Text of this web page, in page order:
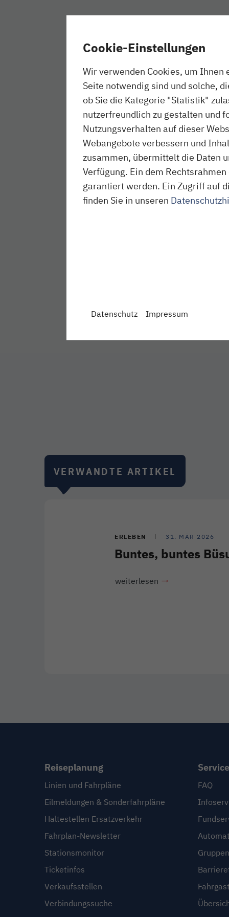
VERWANDTE ARTIKEL
ERLEBEN 31. MÄR 2026
Buntes, buntes
weiterlesen
Reiseplanung
Linien und Fahrpläne
Eilmeldungen & Sonderfahrpläne
Haltestellen Ersatzverkehr
Fahrplan-Newsletter
Stationsmonitor
Ticketinfos
Verkaufsstellen
Verbindungssuche
Service
FAQ
Cookie-Einstellungen
Wir verwenden Cookies, um
Seite notwendig sind und solche,
ob Sie die Kategorie "Statistik"
nutzerfreundlich zu gestalten und
Nutzungsverhalten auf dieser
Webangebote verbessern und
zusammen, übermittelt die Daten
Verfügung. Ein dem
garantiert werden. Ein Zugriff auf
finden Sie in unseren
Datenschutz Impressum